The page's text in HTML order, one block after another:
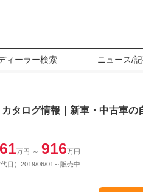
ィーラー検索 ニュース/
タログ情報｜新車・中古車の
万円 ～ 916万円
目）2019/06/01～販売中